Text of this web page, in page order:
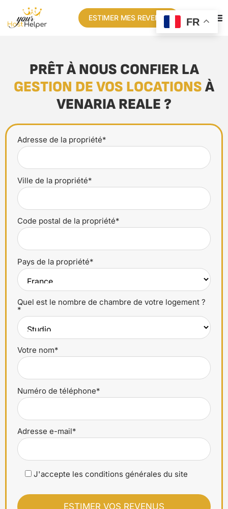
ESTIMER MES REVENUS
PRÊT À NOUS CONFIER LA
GESTION DE VOS LOCATIONS À
VENARIA REALE ?
Adresse de la propriété*
Ville de la propriété*
Code postal de la propriété*
Pays de la propriété*
Quel est le nombre de chambre de votre logement ?
*
Votre nom*
Numéro de téléphone*
Adresse e-mail*
J'accepte les conditions générales du site
FR